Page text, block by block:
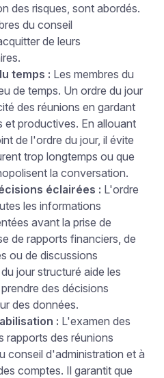
des risques, sont abordés.
du conseil
de leurs
temps : Les membres du
de temps. Un ordre du jour
des réunions en gardant
et productives. En allouant
de l'ordre du jour, il évite
trop longtemps ou que
la conversation.
éclairées : L'ordre
les informations
avant la prise de
de rapports financiers, de
ou de discussions
jour structuré aide les
des décisions
des données.
: L'examen des
rapports des réunions
conseil d'administration et à
comptes. Il garantit que